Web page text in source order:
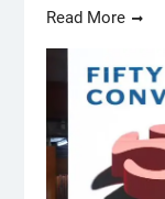
Read More